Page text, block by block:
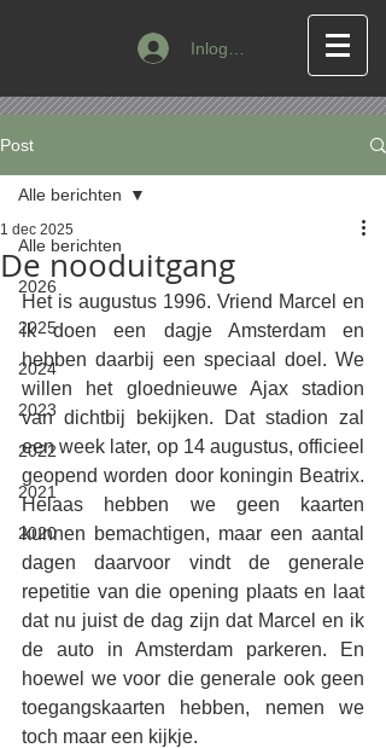
Inloggen
Post
Alle berichten
2026
2025
2024
2023
2022
2021
2020
Alle berichten
De nooduitgang
1 dec 2025
Het is augustus 1996. Vriend Marcel en
ik doen een dagje Amsterdam en
hebben daarbij een speciaal doel. We
willen het gloednieuwe Ajax stadion
van dichtbij bekijken. Dat stadion zal
een week later, op 14 augustus, officieel
geopend worden door koningin Beatrix.
Helaas hebben we geen kaarten
kunnen bemachtigen, maar een aantal
dagen daarvoor vindt de generale
repetitie van die opening plaats en laat
dat nu juist de dag zijn dat Marcel en ik
de auto in Amsterdam parkeren. En
hoewel we voor die generale ook geen
toegangskaarten hebben, nemen we
toch maar een kijkje.